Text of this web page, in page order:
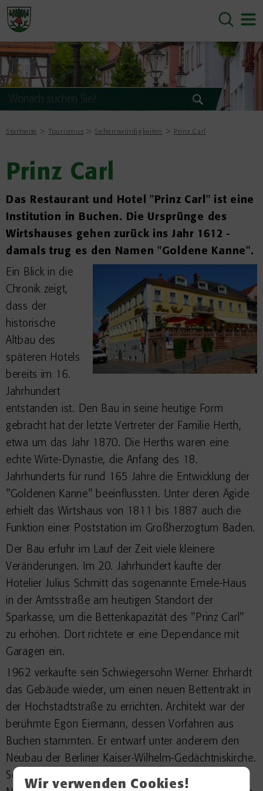
Wir verwenden Cookies!
Startseite Tourismus Sehenswürdigkeiten Prinz Carl
Prinz Carl
Das Restaurant und Hotel "Prinz Carl" ist eine
Institution in Buchen. Die Ursprünge des
Wirtshauses gehen zurück ins Jahr 1612 -
damals trug es den Namen "Goldene Kanne".
Ein Blick in die
Chronik zeigt,
dass der
historische
Altbau des
späteren Hotels
bereits im 16.
Jahrhundert
entstanden ist. Den Bau in seine heutige Form
gebracht hat der letzte Vertreter der Familie Herth,
etwa um das Jahr 1870. Die Herths waren eine
echte Wirte-Dynastie, die Anfang des 18.
Jahrhunderts für rund 165 Jahre die Entwicklung der
"Goldenen Kanne" beeinflussten. Unter deren Ägide
erhielt das Wirtshaus von 1811 bis 1887 auch die
Funktion einer Poststation im Großherzogtum Baden.
Der Bau erfuhr im Lauf der Zeit viele kleinere
Veränderungen. Im 20. Jahrhundert kaufte der
Hotelier Julius Schmitt das sogenannte Emele-Haus
in der Amtsstraße am heutigen Standort der
Sparkasse, um die Bettenkapazität des "Prinz Carl"
zu erhöhen. Dort richtete er eine Dependance mit
Garagen ein.
1962 verkaufte sein Schwiegersohn Werner Ehrhardt
das Gebäude wieder, um einen neuen Bettentrakt in
der Hochstadtstraße zu errichten. Architekt war der
berühmte Egon Eiermann, dessen Vorfahren aus
Buchen stammten. Er entwarf unter anderem den
Neubau der Berliner Kaiser-Wilhelm-Gedächtniskirche.
Sowohl der historische "Prinz Carl" als auch der